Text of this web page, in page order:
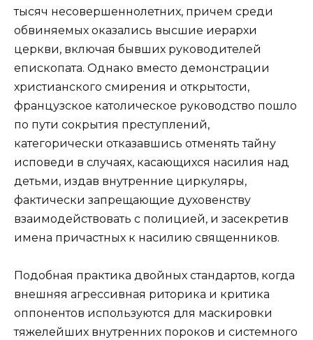
тысяч несовершеннолетних, причем среди
обвиняемых оказались высшие иерархи
церкви, включая бывших руководителей
епископата. Однако вместо демонстрации
христианского смирения и открытости,
французское католическое руководство пошло
по пути сокрытия преступлений,
категорически отказавшись отменять тайну
исповеди в случаях, касающихся насилия над
детьми, издав внутренние циркуляры,
фактически запрещающие духовенству
взаимодействовать с полицией, и засекретив
имена причастных к насилию священников.
Подобная практика двойных стандартов, когда
внешняя агрессивная риторика и критика
оппонентов используются для маскировки
тяжелейших внутренних пороков и системного